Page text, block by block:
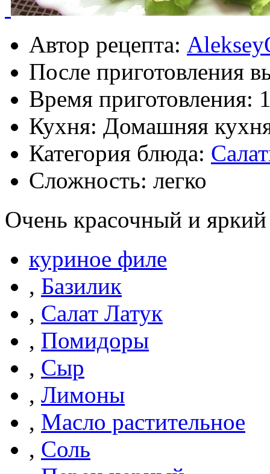
Автор рецепта:
После приготовления
Время приготовления:
Кухня: Домашняя
Категория блюда:
Сложность: легко
Очень красочный и яркий
куриное филе
, Базилик
, Салат Латук
, Помидоры
, Сыр
, Лимоны
, Масло растительное
, Соль